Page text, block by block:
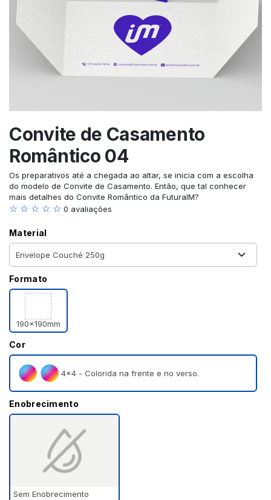
Convite de Casamento
Romântico 04
Os preparativos até a chegada ao altar, se inicia com a escolha
do modelo de Convite de Casamento. Então, que tal conhecer
mais detalhes do Convite Romântico da FuturaIM?
☆ ☆ ☆ ☆ ☆ 0 avaliações
Material
Formato
190x190mm
Cor
4×4 - Colorida na frente e no verso.
Enobrecimento
Sem Enobrecimento